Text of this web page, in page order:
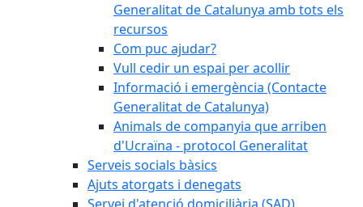
Generalitat de Catalunya amb tots els
recursos
Com puc ajudar?
Vull cedir un espai per acollir
Informació i emergència (Contacte
Generalitat de Catalunya)
Animals de companyia que arriben
d'Ucraïna - protocol Generalitat
Serveis socials bàsics
Ajuts atorgats i denegats